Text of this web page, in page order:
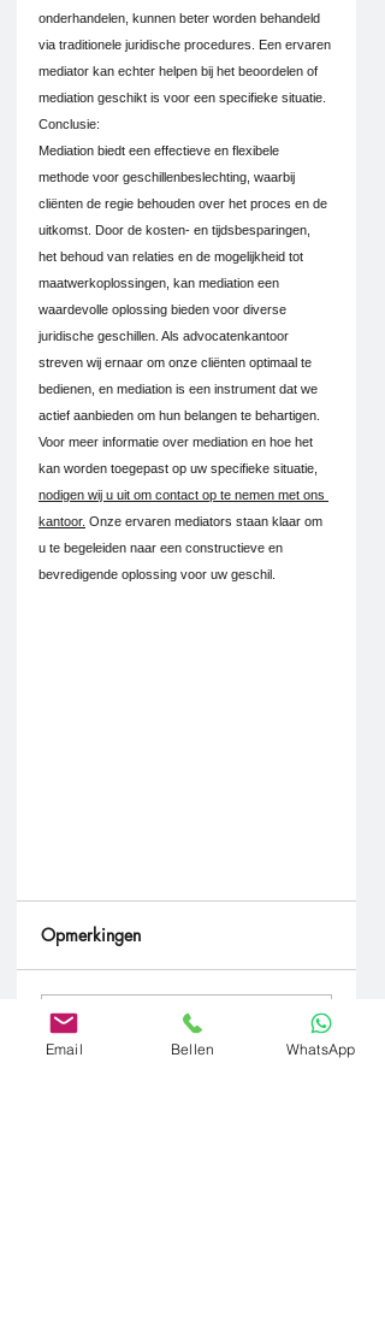
onderhandelen, kunnen beter worden behandeld
via traditionele juridische procedures. Een ervaren
mediator kan echter helpen bij het beoordelen of
mediation geschikt is voor een specifieke situatie.
Conclusie:
Mediation biedt een effectieve en flexibele
methode voor geschillenbeslechting, waarbij
cliënten de regie behouden over het proces en de
uitkomst. Door de kosten- en tijdsbesparingen,
het behoud van relaties en de mogelijkheid tot
maatwerkoplossingen, kan mediation een
waardevolle oplossing bieden voor diverse
juridische geschillen. Als advocatenkantoor
streven wij ernaar om onze cliënten optimaal te
bedienen, en mediation is een instrument dat we
actief aanbieden om hun belangen te behartigen.
Voor meer informatie over mediation en hoe het
kan worden toegepast op uw specifieke situatie,
nodigen wij u uit om contact op te nemen met ons
kantoor. Onze ervaren mediators staan klaar om
u te begeleiden naar een constructieve en
bevredigende oplossing voor uw geschil.
Opmerkingen
Plaats een opmerking...
Email Bellen WhatsApp